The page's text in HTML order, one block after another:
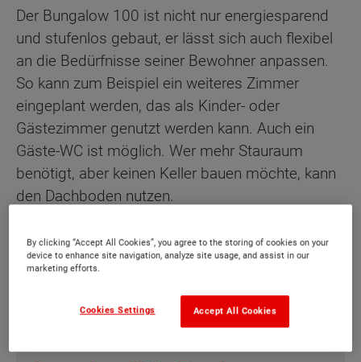
Der Bungalow 100 ist nicht nur energiesparend
und stufenlos gebaut, er lässt sich auch flexibel
an die Bedürfnisse seiner Bewohner anpassen.
So kann zum Beispiel ein weiteres Zimmer
eingeplant werden, das als Kinder- oder
Gästezimmer genutzt werden kann. Auch ein
Gäste-WC ist möglich. Wer mehr Stauraum
benötigt, aber keinen Keller bauen möchte, kann
den Dachboden nutzen.
Sonderausstattung
Energiestandard EH 40
By clicking “Accept All Cookies”, you agree to the storing of cookies on your
device to enhance site navigation, analyze site usage, and assist in our
marketing efforts.
Accept All Cookies
Cookies Settings